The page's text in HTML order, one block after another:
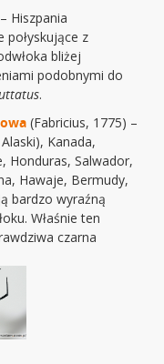
Hiszpania
połyskujące z
bliżej
podobnymi do
.
(Fabricius, 1775) –
Kanada,
Honduras, Salwador,
Hawaje, Bermudy,
bardzo wyraźną
Właśnie ten
czarna